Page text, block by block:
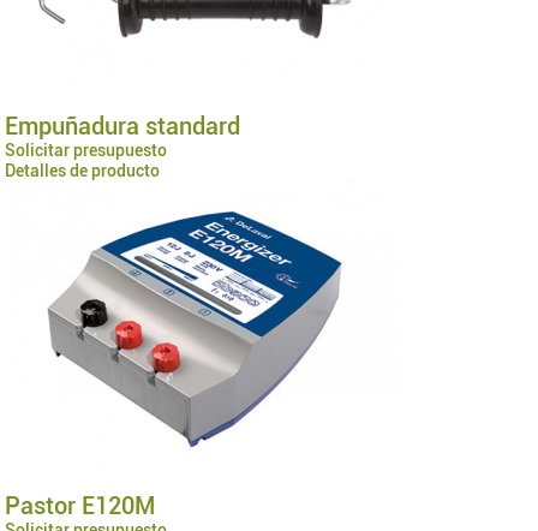
Empuñadura standard
Solicitar presupuesto
Detalles de producto
Pastor E120M